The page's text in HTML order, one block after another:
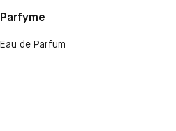
Parfyme
Eau de Parfum